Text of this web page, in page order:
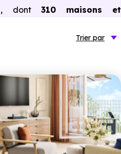
dont 310 maisons et
pouvez aussi bénéficier des
réduite
dans certains cas,
bonnes performances
etc.
Trier par